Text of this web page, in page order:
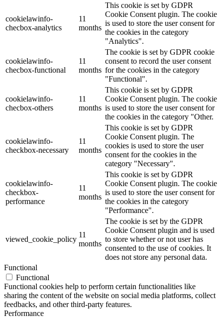
cookielawinfo-
checbox-analytics
11
months
This cookie is set by GDPR
Cookie Consent plugin. The cookie
is used to store the user consent for
the cookies in the category
"Analytics".
cookielawinfo-
checbox-functional
11
months
The cookie is set by GDPR cookie
consent to record the user consent
for the cookies in the category
"Functional".
cookielawinfo-
checbox-others
11
months
This cookie is set by GDPR
Cookie Consent plugin. The cookie
is used to store the user consent for
the cookies in the category "Other.
cookielawinfo-
checkbox-necessary
11
months
This cookie is set by GDPR
Cookie Consent plugin. The
cookies is used to store the user
consent for the cookies in the
category "Necessary".
cookielawinfo-
checkbox-
performance
11
months
This cookie is set by GDPR
Cookie Consent plugin. The cookie
is used to store the user consent for
the cookies in the category
"Performance".
viewed_cookie_policy
11
months
The cookie is set by the GDPR
Cookie Consent plugin and is used
to store whether or not user has
consented to the use of cookies. It
does not store any personal data.
Functional
Functional
Functional cookies help to perform certain functionalities like
sharing the content of the website on social media platforms, collect
feedbacks, and other third-party features.
Performance